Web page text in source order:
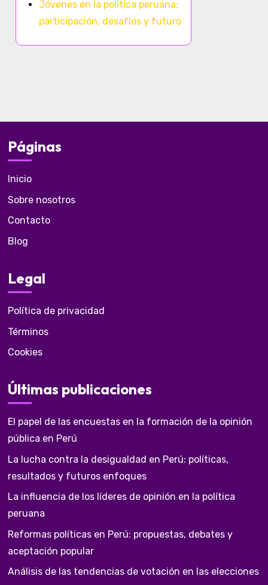
Jóvenes en la política peruana:
participación, desafíos y futuro
Páginas
Inicio
Sobre nosotros
Contacto
Blog
Legal
Política de privacidad
Términos
Cookies
Últimas publicaciones
El papel de las encuestas en la formación de la opinión
pública en Perú
La lucha contra la desigualdad en Perú: políticas,
resultados y futuros enfoques
La influencia de los líderes de opinión en la política
peruana
Reformas políticas en Perú: propuestas, debates y
aceptación popular
Análisis de las tendencias de votación en las elecciones